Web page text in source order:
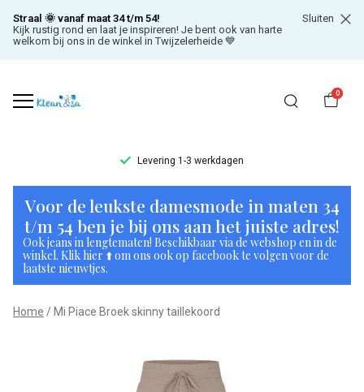
Straal 🌞 vanaf maat 34 t/m 54!
Kijk rustig rond en laat je inspireren! Je bent ook van harte
welkom bij ons in de winkel in Twijzelerheide 💙
Sluiten
0
Levering 1-3 werkdagen
Mi
Piace
Broek
skinny
taillekoord
Voor de leukste damesmode in maten 34
t/m 54 ben je bij ons aan het juiste adres!
Ook jeans in lengtematen! Beschikbaar via de webshop en in de
winkel. Klik hier ⬆️ om ons ook op facebook te volgen voor de
laatste nieuwtjes.
Home Mi Piace Broek skinny taillekoord